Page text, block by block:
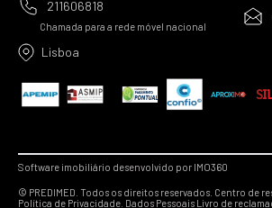
211606818
Chamada para a rede móvel nacional
Lisboa
Software imobiliário desenvolvido por IMO360
© PREDIMED. Todos os direitos reservados. Centro de
Política de Privacidade. Dados PessoaisLivro de